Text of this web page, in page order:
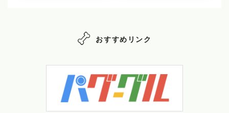
おすすめリンク